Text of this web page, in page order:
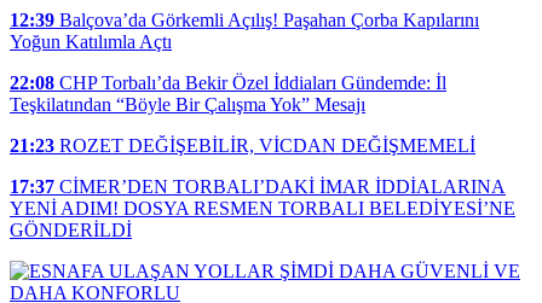
12:39 Balçova’da Görkemli Açılış! Paşahan Çorba Kapılarını
Yoğun Katılımla Açtı
22:08 CHP Torbalı’da Bekir Özel İddiaları Gündemde: İl
Teşkilatından “Böyle Bir Çalışma Yok” Mesajı
21:23 ROZET DEĞİŞEBİLİR, VİCDAN DEĞİŞMEMELİ
17:37 CİMER’DEN TORBALI’DAKİ İMAR İDDİALARINA
YENİ ADIM! DOSYA RESMEN TORBALI BELEDİYESİ’NE
GÖNDERİLDİ